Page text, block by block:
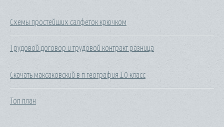
Схемы простейших салфеток крючком
Трудовой договор и трудовой контракт разница
Скачать максаковский в п география 10 класс
Топ план